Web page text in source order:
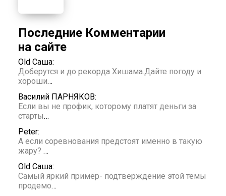
Последние Комментарии
на сайте
Old Саша:
Доберутся и до рекорда Хишама.Дайте погоду и
хороши…
Василий ПАРНЯКОВ:
Если вы не профик, которому платят деньги за
старты…
Peter:
А если соревнования предстоят именно в такую
жару? …
Old Саша:
Самый яркий пример- подтверждение этой темы
продемо…